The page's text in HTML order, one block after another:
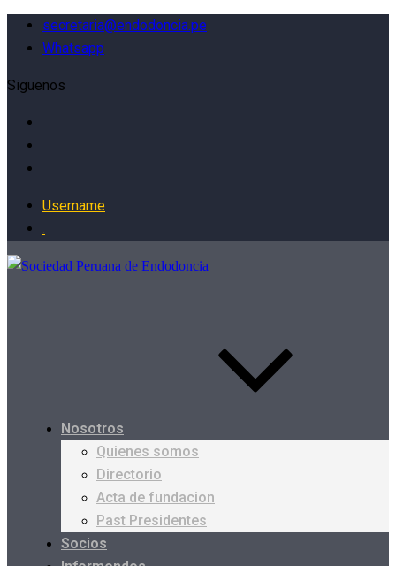
secretaria@endodoncia.pe
Whatsapp
Siguenos
Username
.
Nosotros
Quienes somos
Directorio
Acta de fundacion
Past Presidentes
Socios